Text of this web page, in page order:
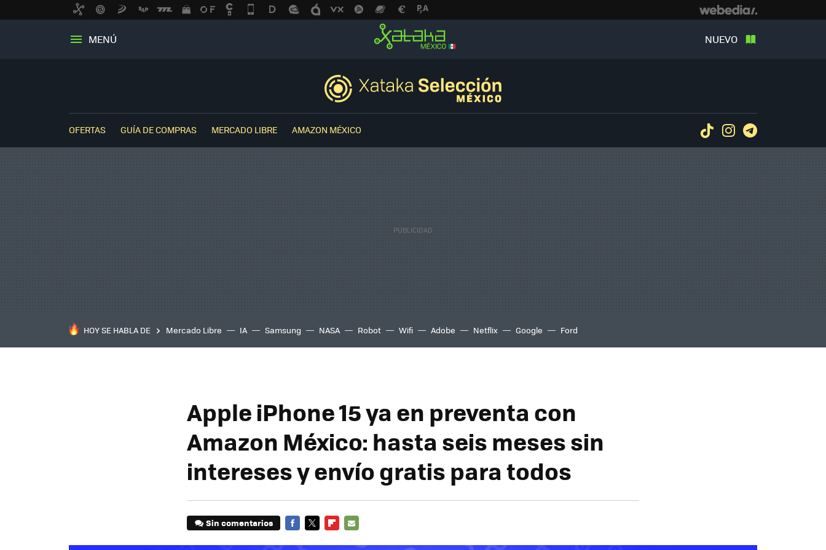
MENÚ NUEVO
OFERTAS GUÍA DE COMPRAS MERCADO LIBRE AMAZON MÉXICO TiktokInstagram
HOY SE HABLA DE Mercado Libre IA Samsung NASA Robot Wifi Adobe Netflix Google Ford
Apple iPhone 15 ya en preventa con
Amazon México: hasta seis meses sin
intereses y envío gratis para todos
Sin comentarios